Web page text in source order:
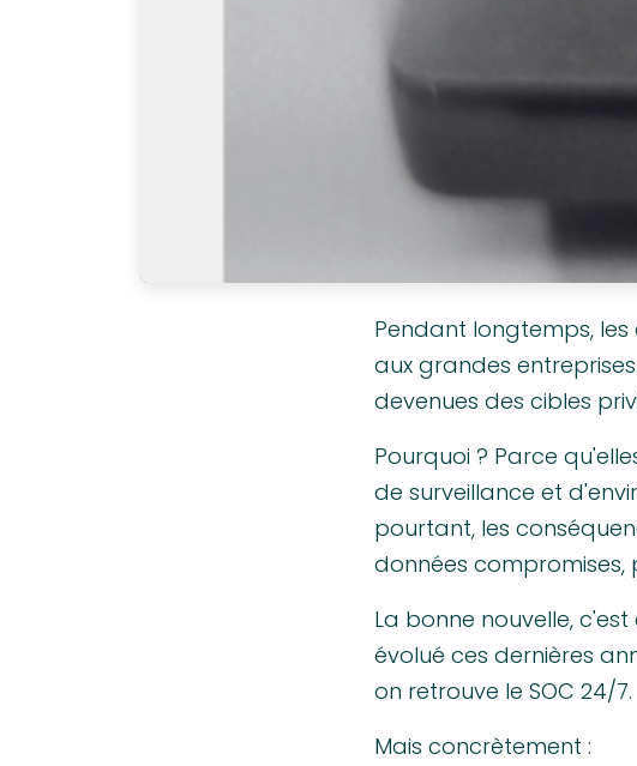
Pendant longtemps,
aux grandes
devenues des cibles
Pourquoi ? Parce
de surveillance et
pourtant, les
données
La bonne nouvelle,
évolué ces dernières
on retrouve le SOC 24/7.
Mais concrètement :